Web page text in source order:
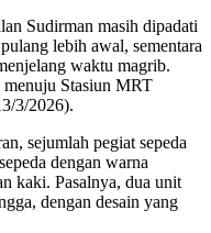
Sudirman masih dipadati
lebih awal, sementara
waktu magrib.
menuju Stasiun MRT
3/2026).
sejumlah pegiat sepeda
dengan warna
kaki. Pasalnya, dua unit
dengan desain yang